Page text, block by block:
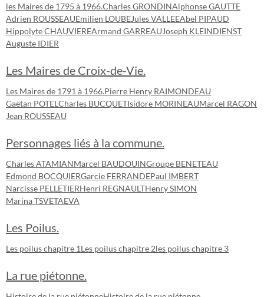
les Maires de 1795 à 1966.Charles GRONDINAlphonse GAUTTE
Adrien ROUSSEAUEmilien LOUBEJules VALLEEAbel PIPAUD
Hippolyte CHAUVIEREArmand GARREAUJoseph KLEINDIENST
Auguste IDIER
Les Maires de Croix-de-Vie.
Les Maires de 1791 à 1966.Pierre Henry RAIMONDEAU
Gaëtan POTEL Charles BUCQUETIsidore MORINEAUMarcel RAGON
Jean ROUSSEAU
Personnages liés à la commune.
Charles ATAMIANMarcel BAUDOUINGroupe BENETEAU
Edmond BOCQUIERGarcie FERRANDEPaul IMBERT
Narcisse PELLETIERHenri REGNAULTHenry SIMON
Marina TSVETAEVA
Les Poilus.
Les poilus chapitre 1Les poilus chapitre 2les poilus chapitre 3
La rue piétonne.